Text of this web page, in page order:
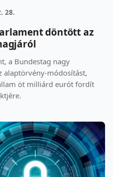
28.
döntött az
a Bundestag nagy
alaptörvény-módosítást,
öt milliárd eurót fordít